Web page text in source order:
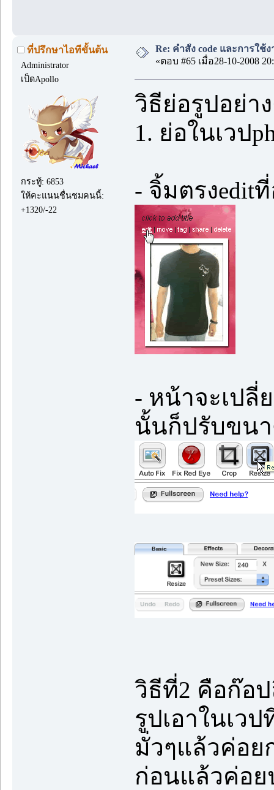
ที่ปรึกษาไอทีขั้นต้น
Administrator
เป็ดApollo
กระทู้: 6853
ให้คะแนนชื่นชมคนนี้:
+1320/-22
Re: คำสั่ง code และการใช้
«ตอบ #65 เมื่อ28-10-2008
วิธีย่อรูปอย่า
1. ย่อในเวป
- จิ้มตรงedit
- หน้าจะเปลี่
นั้นก็ปรับขน
วิธีที่2 คือก๊อ
รูปเอาในเว
มั่วๆแล้วค่อย
ก่อนแล้วค่อย